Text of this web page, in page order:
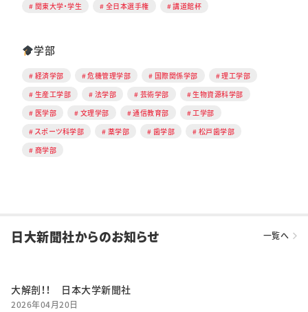
関東大学・学生
全日本選手権 講道館杯
学部
経済学部 危機管理学部 国際関係学部
理工学部
生産工学部
法学部 芸術学部
生物資源科学部
医学部
文理学部 通信教育部
工学部
スポーツ科学部
薬学部 歯学部
松戸歯学部
商学部
日大新聞社からのお知らせ 一覧へ
大解剖！！ 日本大学新聞社
2026年04月20日